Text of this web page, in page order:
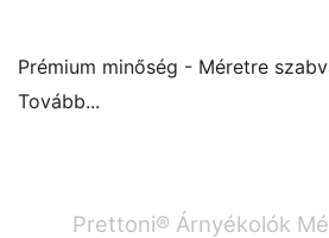
Prémium minőség - Méretre
Tovább...
Prettoni® Árnyékolók